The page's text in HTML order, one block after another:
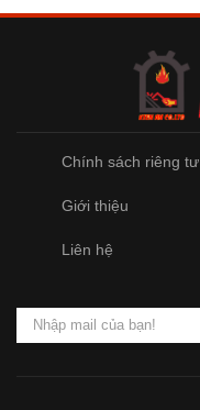
Chính sách riêng tư
Giới thiệu
Liên hệ